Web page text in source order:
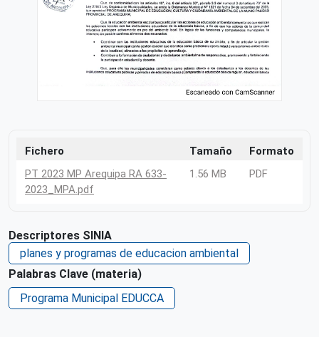
Fichero Tamaño
Formato
PT 2023 MP Arequipa RA 633-
2023_MPA.pdf
1.56 MB PDF
Descriptores SINIA
planes y programas de educacion ambiental
Palabras Clave (materia)
Programa Municipal EDUCCA